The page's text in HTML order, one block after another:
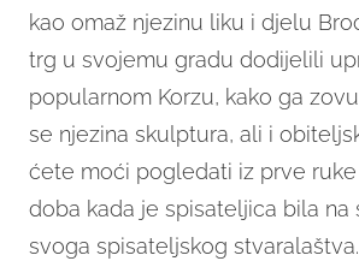
kao omaž njezinu liku i djelu
trg u svojemu gradu dodijelili
popularnom Korzu, kako ga
se njezina skulptura, ali i
ćete moći pogledati iz prve
doba kada je spisateljica bila na
svoga spisateljskog stvaralaštva.